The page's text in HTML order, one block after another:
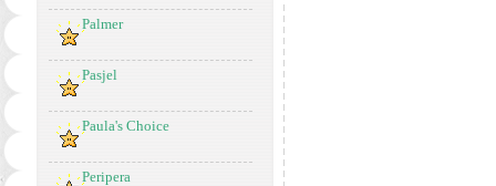
Palmer
Pasjel
Paula's Choice
Peripera